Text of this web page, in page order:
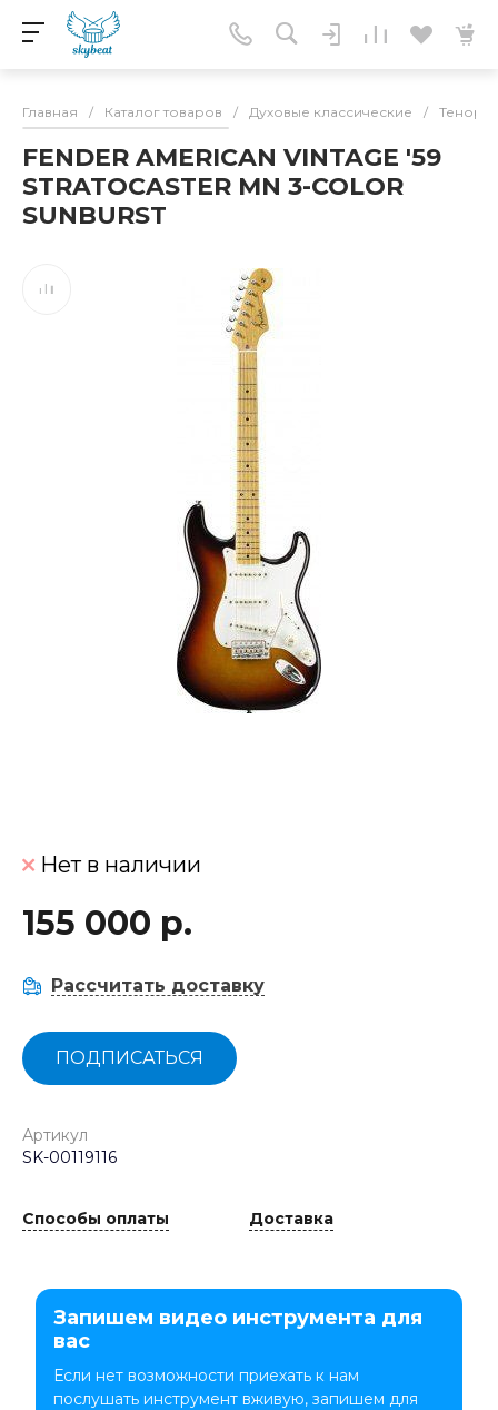
Главная / Каталог товаров / Духовые классические / Тенор
FENDER AMERICAN VINTAGE '59
STRATOCASTER MN 3-COLOR
SUNBURST
Нет в наличии
155 000 р.
Рассчитать доставку
ПОДПИСАТЬСЯ
Артикул
SK-00119116
Способы оплаты Доставка
Запишем видео инструмента для
вас
Если нет возможности приехать к нам
послушать инструмент вживую, запишем для